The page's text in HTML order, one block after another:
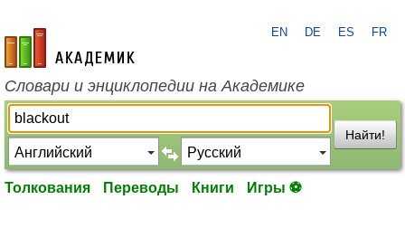
academic.ru
EN DE ES FR
Словари и энциклопедии на Академике
Найти!
Толкования Переводы Книги Игры ⚽